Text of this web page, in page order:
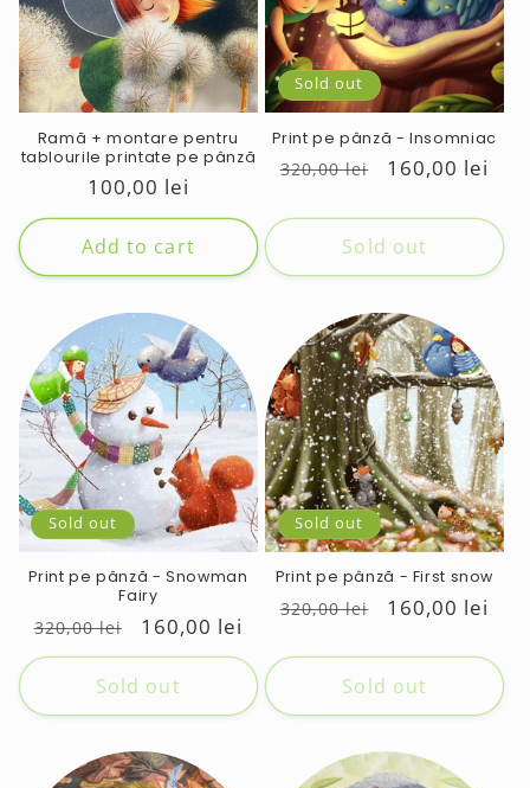
o
n
:
Ramă + montare pentru
tablourile printate pe pânză
Regular
price
100,00 lei
Add to cart
Sold out
Print pe pânză - Insomniac
Regular
320,00 lei
Sale
160,00 lei
Sold out
Sold out
Print pe pânză - Snowman
Fairy
Regular
price
320,00 lei
Sale
price
160,00 lei
Sold out
Sold out
Print pe pânză - First snow
Regular
320,00 lei
Sale
160,00 lei
Sold out